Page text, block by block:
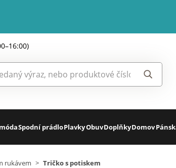
Spodní prádloPlavkyObuvDoplňkyDomov
rukávem > Tričko s potiskem